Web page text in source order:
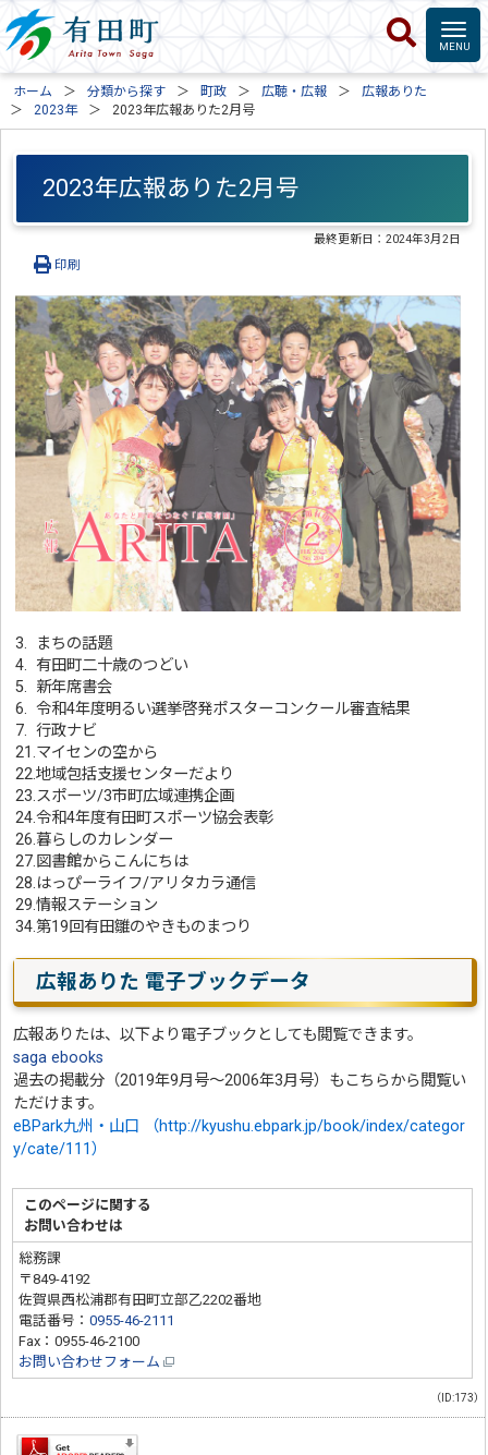
ホーム 分類から探す 町政 広聴・広報
広報ありた
2023年
2023年広報ありた2月号
2023年広報ありた2月号
最終更新日：2024年3月2日
印刷
3.
まちの話題
4. 有田町二十歳のつどい
5. 新年席書会
6. 令和4年度明るい選挙啓発ポスターコンクール審査結果
7. 行政ナビ
21.マイセンの空から
22.地域包括支援センターだより
23.スポーツ/3市町広域連携企画
24.令和4年度有田町スポーツ協会表彰
26.暮らしのカレンダー
27.図書館からこんにちは
28.はっぴーライフ/アリタカラ通信
29.情報ステーション
34.第19回有田雛のやきものまつり
広報ありた 電子ブックデータ
広報ありたは、以下より電子ブックとしても閲覧できます。
saga ebooks
過去の掲載分（2019年9月号～2006年3月号）もこちらから閲覧い
ただけます。
eBPark九州・山口 （http://kyushu.ebpark.jp/book/index/categor
y/cate/111）
このページに関する
お問い合わせは
総務課
〒849-4192
佐賀県西松浦郡有田町立部乙2202番地
電話番号：0955-46-2111
Fax：0955-46-2100
お問い合わせフォーム
（ID:173）